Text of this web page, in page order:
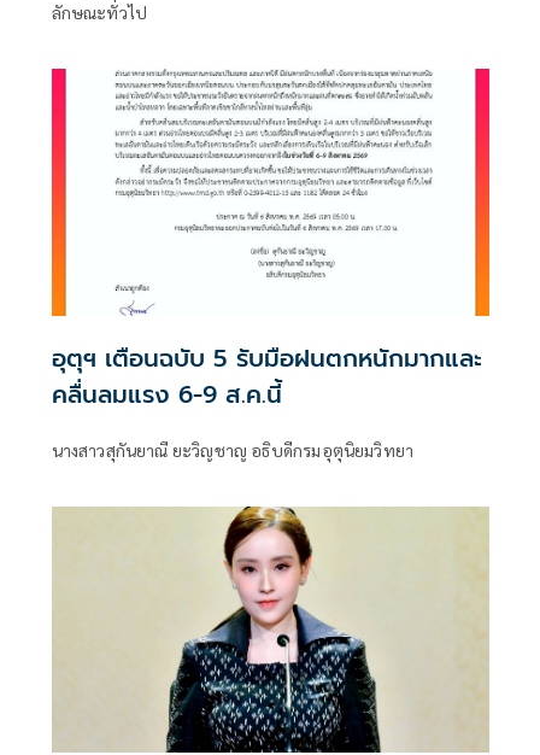
ลักษณะทั่วไป
อุตุฯ เตือนฉบับ 5 รับมือฝนตกหนักมากและ
คลื่นลมแรง 6-9 ส.ค.นี้
นางสาวสุกันยาณี ยะวิญชาญ อธิบดีกรมอุตุนิยมวิทยา